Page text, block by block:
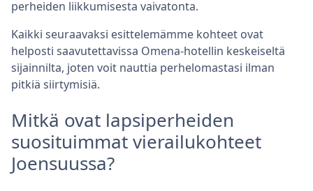
perheiden liikkumisesta vaivatonta.
Kaikki seuraavaksi esittelemämme kohteet ovat
helposti saavutettavissa Omena-hotellin keskeiseltä
sijainnilta, joten voit nauttia perhelomastasi ilman
pitkiä siirtymisiä.
Mitkä ovat lapsiperheiden
suosituimmat vierailukohteet
Joensuussa?